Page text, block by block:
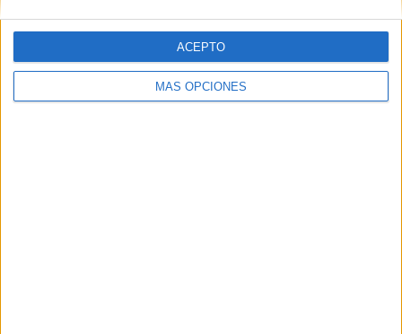
MÁS OPCIONES
ACEPTO
Suscribir